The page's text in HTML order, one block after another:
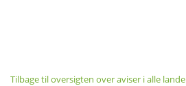
Tilbage til oversigten over aviser i alle lande